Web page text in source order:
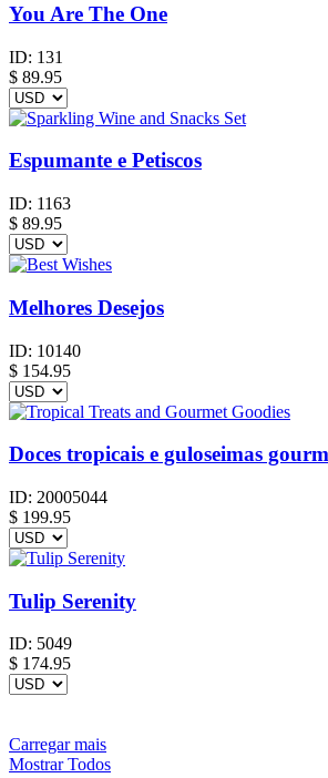
You Are The One
ID: 131
$ 89.95
Espumante e Petiscos
ID: 1163
$ 89.95
Melhores Desejos
ID: 10140
$ 154.95
Doces tropicais e guloseimas
ID: 20005044
$ 199.95
Tulip Serenity
ID: 5049
$ 174.95
Carregar mais
Mostrar Todos